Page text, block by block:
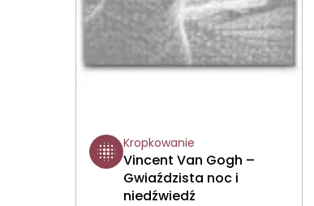
Kropkowanie
Vincent Van Gogh –
Gwiaździsta noc i
niedźwiedź